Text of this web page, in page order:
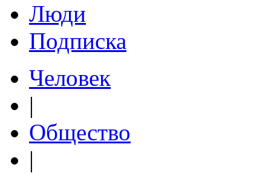
Люди
Подписка
Человек
|
Общество
|